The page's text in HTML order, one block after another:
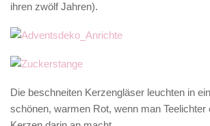
ihren zwölf Jahren).
Die beschneiten Kerzengläser leuchten in
schönen, warmen Rot, wenn man Teelichter